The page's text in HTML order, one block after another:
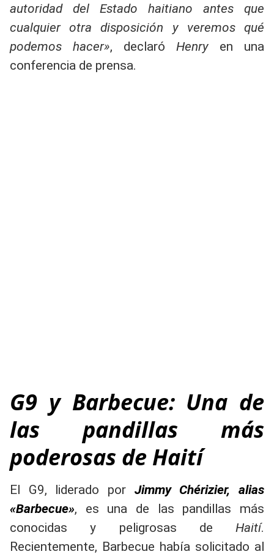
autoridad del Estado haitiano antes que
cualquier otra disposición y veremos qué
podemos hacer», declaró Henry en una
conferencia de prensa.
G9 y Barbecue: Una de
las pandillas más
poderosas de Haití
El G9, liderado por Jimmy Chérizier, alias
«Barbecue», es una de las pandillas más
conocidas y peligrosas de Haití.
Recientemente, Barbecue había solicitado al